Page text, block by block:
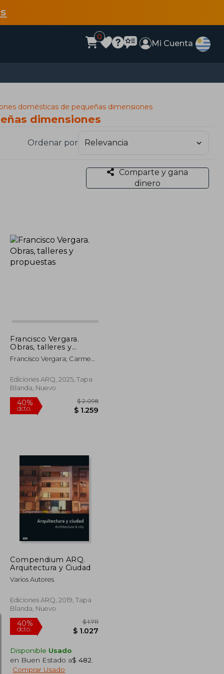
0
Mi Cuenta
domésticas de pequeñas dimensiones
dimensiones
Ordenar por
Comparte y gana
dinero
$ 794
Francisco Vergara.
Obras, talleres y
propuestas
Francisco Vergara; Carmen
Ediciones ARQ, 2025, Tapa
Blanda, Nuevo
dcto.
Compendium ARQ.
Arquitectura y Ciudad
Varios Autores
Ediciones ARQ, 2019, Tapa
Blanda, Nuevo
Disponible Usado
en Buen Estado a$ 482
Comprar Usado